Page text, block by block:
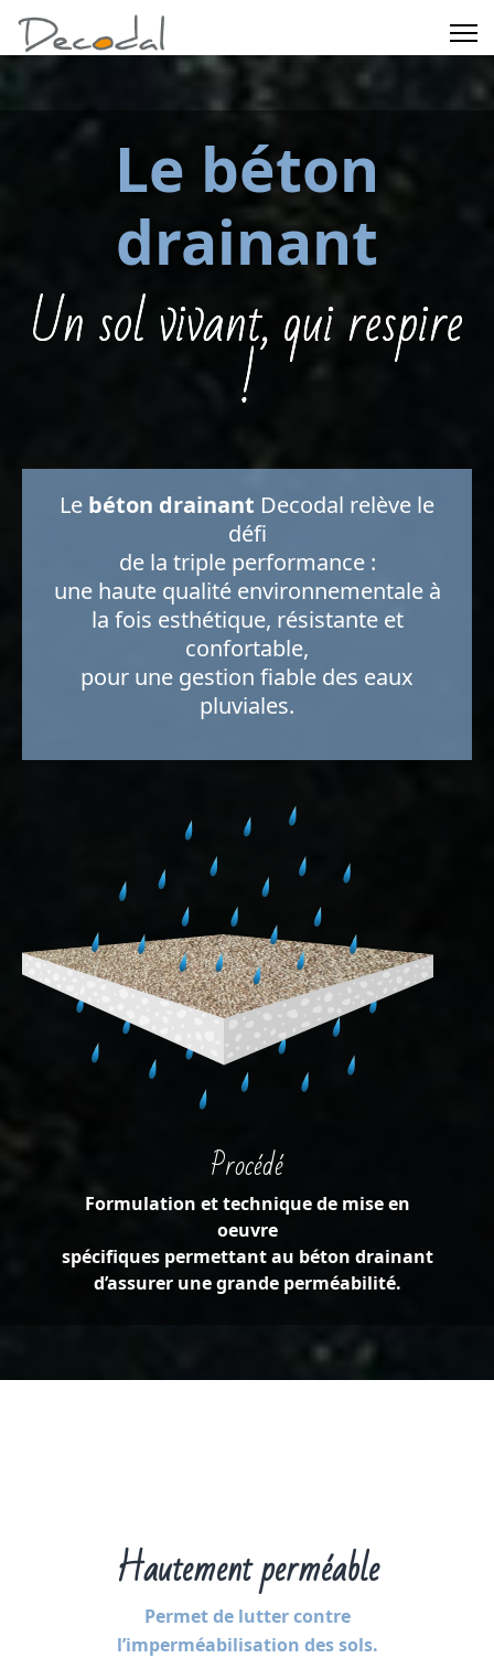
Le béton
drainant
Un sol vivant, qui respire
!
Le béton drainant Decodal relève le
défi
de la triple performance :
une haute qualité environnementale à
la fois esthétique, résistante et
confortable,
pour une gestion fiable des eaux
pluviales.
Procédé
Formulation et technique de mise en
oeuvre
spécifiques permettant au béton drainant
d’assurer une grande perméabilité.
Hautement perméable
Permet de lutter contre
l’imperméabilisation des sols.